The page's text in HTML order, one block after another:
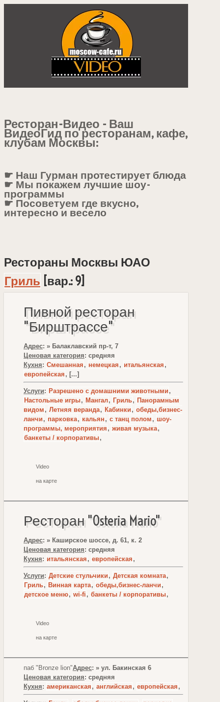
Ресторан-Видео - Ваш
ВидеоГид по ресторанам, кафе,
клубам Москвы:
☛ Наш Гурман протестирует блюда
☛ Мы покажем лучшие шоу-
программы
☛ Посоветуем где вкусно,
интересно и весело
Рестораны Москвы ЮАО
Гриль [вар.: 9]
Пивной ресторан
"Бирштрассе"
Адрес: » Балаклавский пр-т, 7
Ценовая категория: средняя
Кухня: Смешанная , немецкая , итальянская ,
европейская , [...]
Услуги: Разрешено с домашними животными ,
Настольные игры, Мангал, Гриль, Панорамным
видом , Летняя веранда, Кабинки , обеды,бизнес-
ланчи , парковка, кальян , с танц полом , шоу-
программы, мероприятия , живая музыка,
банкеты / корпоративы,
Video
на карте
Ресторан "Osteria Mario"
Адрес: » Каширское шоссе, д. 61, к. 2
Ценовая категория: средняя
Кухня: итальянская , европейская ,
Услуги: Детские стульчики , Детская комната,
Гриль, Винная карта, обеды,бизнес-ланчи ,
детское меню, wi-fi , банкеты / корпоративы,
Video
на карте
паб "Bronze lion"Адрес: » ул. Бакинская 6
Ценовая категория: средняя
Кухня: американская , английская , европейская ,